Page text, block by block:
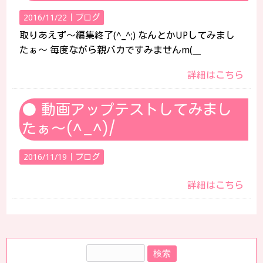
2016/11/22｜ ブログ
取りあえず～編集終了(^_^;) なんとかUPしてみまし
たぁ～ 毎度ながら親バカですみませんm(__
詳細はこちら
動画アップテストしてみまし
たぁ～(^_^)/
2016/11/19｜ ブログ
詳細はこちら